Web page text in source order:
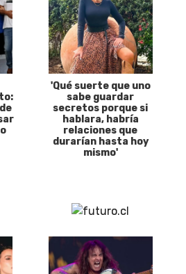
'Qué suerte que uno
sabe guardar
secretos porque si
hablara, habría
relaciones que
durarían hasta hoy
mismo'